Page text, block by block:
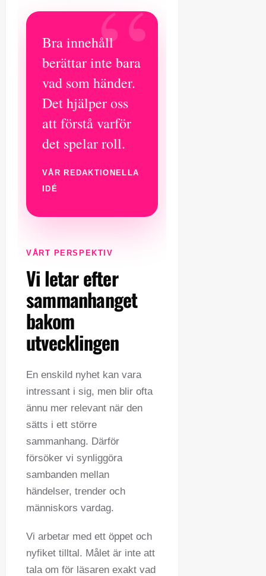
Bra innehåll
berättar inte bara
vad som händer.
Det hjälper oss
att förstå varför
det spelar roll.
VÅR REDAKTIONELLA
IDÉ
VÅRT PERSPEKTIV
Vi letar efter
sammanhanget
bakom
utvecklingen
En enskild nyhet kan vara
intressant i sig, men blir ofta
ännu mer relevant när den
sätts i ett större
sammanhang. Därför
försöker vi synliggöra
sambanden mellan
händelser, trender och
människors vardag.
Vi arbetar med ett öppet och
nyfiket tilltal. Målet är inte att
tala om för läsaren exakt vad